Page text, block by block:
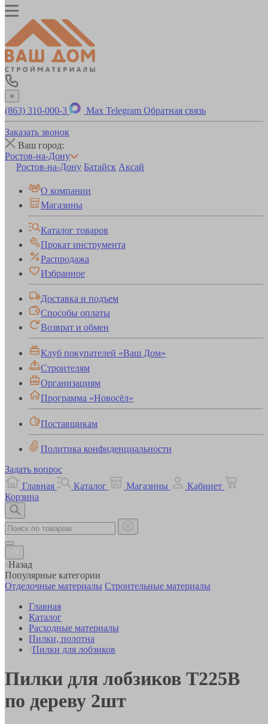
×
(863) 310-000-3 Max Telegram Обратная связь
Заказать звонок
Ваш город:
Ростов-на-Дону
Ростов-на-Дону Батайск Аксай
О компании
Магазины
Каталог товаров
Прокат инструмента
Распродажа
Избранное
Доставка и подъем
Способы оплаты
Возврат и обмен
Клуб покупателей «Ваш Дом»
Строителям
Организациям
Программа «Новосёл»
Поставщикам
Политика конфиденциальности
Задать вопрос
Главная
Каталог Магазины
Кабинет
Корзина
Назад
Популярные категории
Отделочные материалы Строительные материалы
Главная
Каталог
Расходные материалы
Пилки, полотна
Пилки для лобзиков
Пилки для лобзиков T225B
по дереву 2шт